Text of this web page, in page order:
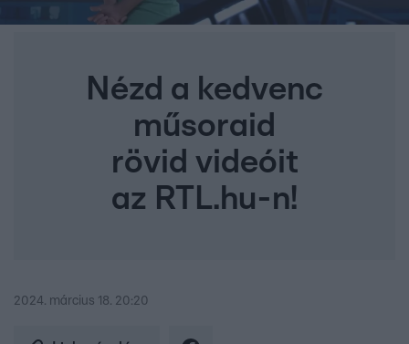
Nézd a kedvenc
műsoraid
rövid videóit
az RTL.hu-n!
2024. március 18. 20:20